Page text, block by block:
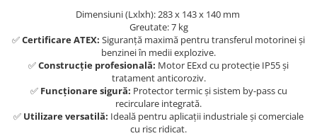
Dimensiuni (Lxlxh): 283 x 143 x 140 mm
Greutate: 7 kg
✅Certificare ATEX: Siguranță maximă pentru transferul motorinei și
benzinei în medii explozive.
✅Construcție profesională: Motor EExd cu protecție IP55 și
tratament anticoroziv.
✅ Funcționare sigură: Protector termic și sistem by-pass cu
recirculare integrată.
✅ Utilizare versatilă: Ideală pentru aplicații industriale și comerciale
cu risc ridicat.